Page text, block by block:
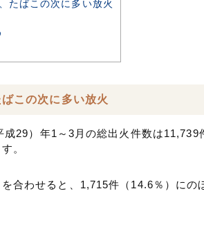
たばこの次に多い放火
この次に多い放火
29）年1～3月の総出火件数は11,739
。
合わせると、1,715件（14.6％）にの